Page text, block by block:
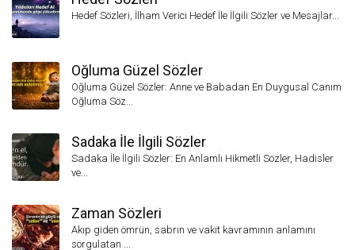
Hedef Sözleri, İlham Verici Hedef İle İlgili Sözler ve Mesajlar...
Oğluma Güzel Sözler
Oğluma Güzel Sözler: Anne ve Babadan En Duygusal Canım
Oğluma Söz...
Sadaka İle İlgili Sözler
Sadaka İle İlgili Sözler: En Anlamlı Hikmetli Sözler, Hadisler
ve...
Zaman Sözleri
Akıp giden ömrün, sabrın ve vakit kavramının anlamını
sorgulatan ...